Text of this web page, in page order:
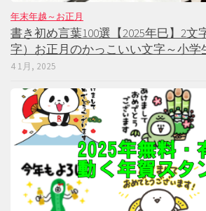
年末年越～お正月
書き初め言葉100選【2025年巳】2文
字）お正月のかっこいい文字～小学
4 1月, 2025